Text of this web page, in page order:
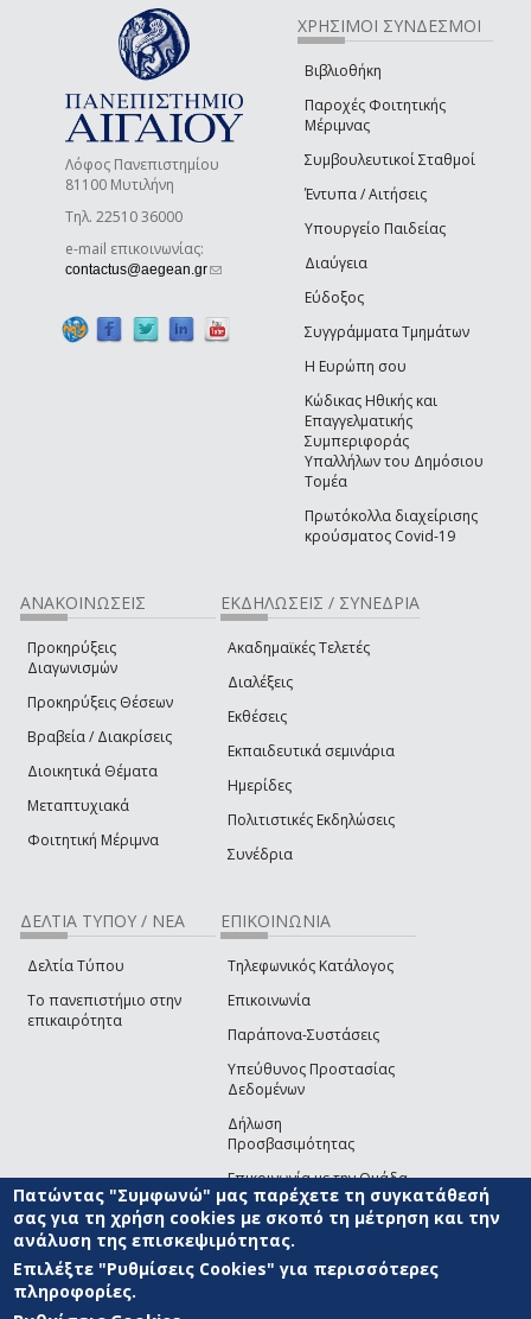
Λόφος Πανεπιστημίου
81100 Μυτιλήνη
Τηλ. 22510 36000
e-mail επικοινωνίας:
contactus@aegean.gr(link sends e-mail)
ΧΡΗΣΙΜΟΙ ΣΥΝΔΕΣΜΟΙ
Βιβλιοθήκη
Παροχές Φοιτητικής
Μέριμνας
Συμβουλευτικοί Σταθμοί
Έντυπα / Αιτήσεις
Υπουργείο Παιδείας
Διαύγεια
Εύδοξος
Συγγράμματα Τμημάτων
Η Ευρώπη σου
Κώδικας Ηθικής και
Επαγγελματικής
Συμπεριφοράς
Υπαλλήλων του Δημόσιου
Τομέα
Πρωτόκολλα διαχείρισης
κρούσματος Covid-19
ΑΝΑΚΟΙΝΩΣΕΙΣ
Προκηρύξεις
Διαγωνισμών
Προκηρύξεις Θέσεων
Βραβεία / Διακρίσεις
Διοικητικά Θέματα
Μεταπτυχιακά
Φοιτητική Μέριμνα
ΕΚΔΗΛΩΣΕΙΣ / ΣΥΝΕΔΡΙΑ
Ακαδημαϊκές Τελετές
Διαλέξεις
Εκθέσεις
Εκπαιδευτικά σεμινάρια
Ημερίδες
Πολιτιστικές Εκδηλώσεις
Συνέδρια
ΔΕΛΤΙΑ ΤΥΠΟΥ / ΝΕΑ
Δελτία Τύπου
Το πανεπιστήμιο στην
επικαιρότητα
ΕΠΙΚΟΙΝΩΝΙΑ
Τηλεφωνικός Κατάλογος
Επικοινωνία
Παράπονα-Συστάσεις
Υπεύθυνος Προστασίας
Δεδομένων
Δήλωση
Προσβασιμότητας
Επικοινωνία με την Ομάδα
Ανάπτυξης του site(link sends e-mail)
© ΠΑΝΕΠΙΣΤΗΜΙΟ ΑΙΓΑΙΟΥ ΟΡΟΙ ΧΡΗΣΗΣ
ΑΝΑΠΤΥΞΗΣ
Πατώντας "Συμφωνώ" μας παρέχετε τη συγκατάθεσή
σας για τη χρήση cookies με σκοπό τη μέτρηση και την
ανάλυση της επισκεψιμότητας.
Επιλέξτε "Ρυθμίσεις Cookies" για περισσότερες
πληροφορίες.